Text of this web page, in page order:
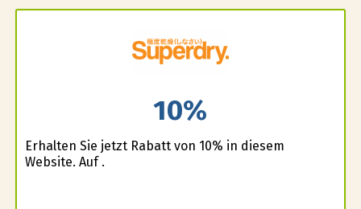
10%
Erhalten Sie jetzt Rabatt von 10% in diesem
Website. Auf .